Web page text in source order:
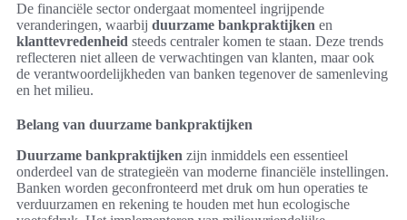
De financiële sector ondergaat momenteel ingrijpende
veranderingen, waarbij duurzame bankpraktijken en
klanttevredenheid steeds centraler komen te staan. Deze trends
reflecteren niet alleen de verwachtingen van klanten, maar ook
de verantwoordelijkheden van banken tegenover de samenleving
en het milieu.
Belang van duurzame bankpraktijken
Duurzame bankpraktijken zijn inmiddels een essentieel
onderdeel van de strategieën van moderne financiële instellingen.
Banken worden geconfronteerd met druk om hun operaties te
verduurzamen en rekening te houden met hun ecologische